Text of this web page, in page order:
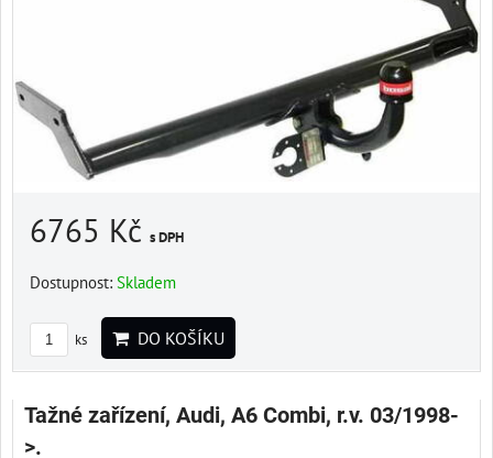
6765 Kč s DPH
Dostupnost: Skladem
ks DO KOŠÍKU
Tažné zařízení, Audi, A6 Combi, r.v. 03/1998-
>.